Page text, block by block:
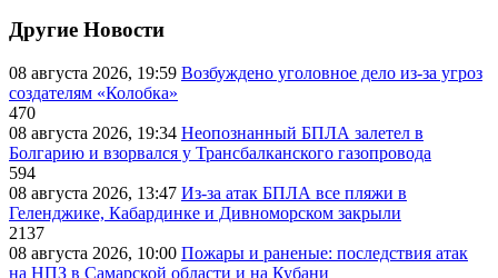
Другие Новости
08 августа 2026, 19:59 Возбуждено уголовное дело из-за угроз
создателям «Колобка»
470
08 августа 2026, 19:34 Неопознанный БПЛА залетел в
Болгарию и взорвался у Трансбалканского газопровода
594
08 августа 2026, 13:47 Из-за атак БПЛА все пляжи в
Геленджике, Кабардинке и Дивноморском закрыли
2137
08 августа 2026, 10:00 Пожары и раненые: последствия атак
на НПЗ в Самарской области и на Кубани